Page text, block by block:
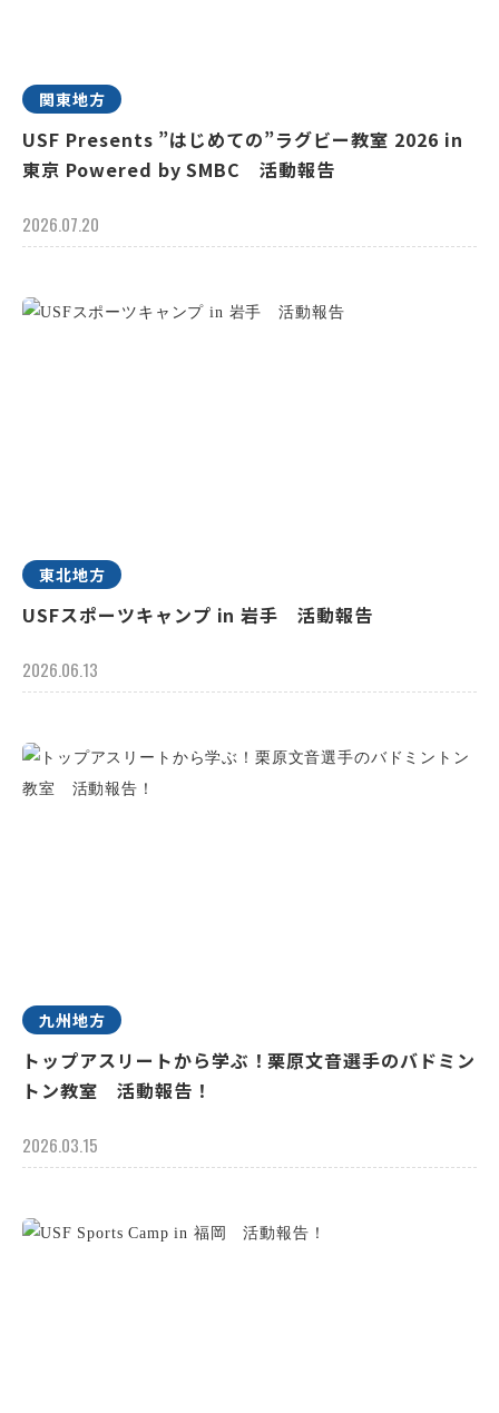
関東地方
USF Presents ”はじめての”ラグビー教室 2026 in
東京 Powered by SMBC 活動報告
2026.07.20
東北地方
USFスポーツキャンプ in 岩手 活動報告
2026.06.13
九州地方
トップアスリートから学ぶ！栗原文音選手のバドミン
トン教室 活動報告！
2026.03.15